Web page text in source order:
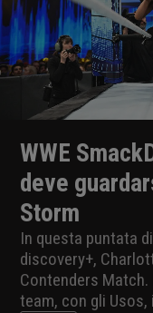
WWE
deve
Storm
In questa puntata
discovery+,
Contenders
team, con gli Usos,